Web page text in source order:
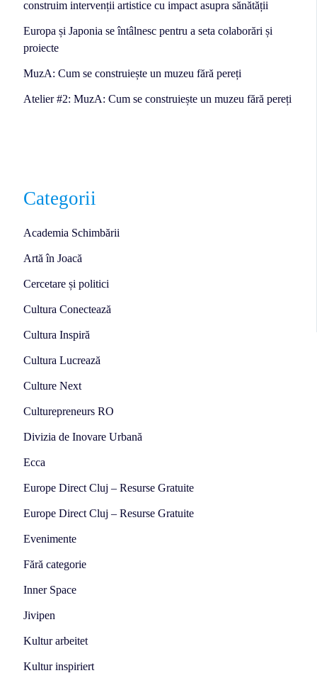
construim intervenții artistice cu impact asupra sănătății
Europa și Japonia se întâlnesc pentru a seta colaborări și
proiecte
MuzA: Cum se construiește un muzeu fără pereți
Atelier #2: MuzA: Cum se construiește un muzeu fără pereți
Categorii
Academia Schimbării
Artă în Joacă
Cercetare și politici
Cultura Conectează
Cultura Inspiră
Cultura Lucrează
Culture Next
Culturepreneurs RO
Divizia de Inovare Urbană
Ecca
Europe Direct Cluj – Resurse Gratuite
Europe Direct Cluj – Resurse Gratuite
Evenimente
Fără categorie
Inner Space
Jivipen
Kultur arbeitet
Kultur inspiriert